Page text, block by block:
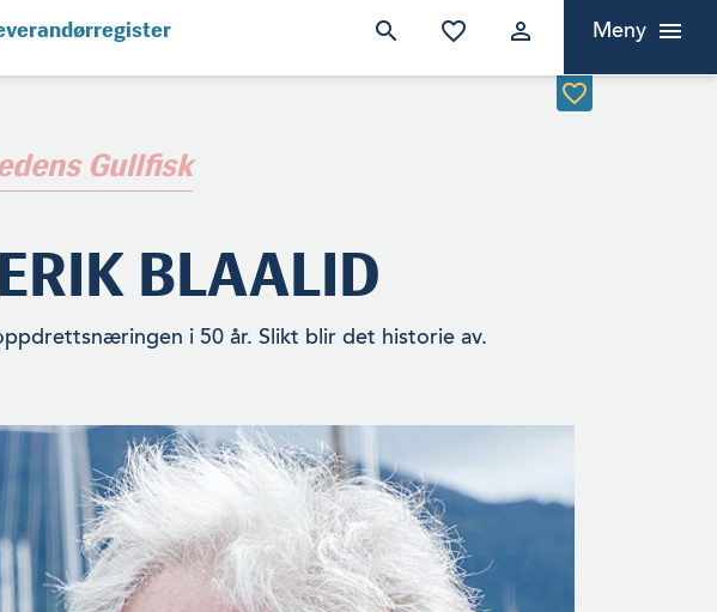
Meny
Gullfisk
BLAALID
i 50 år. Slikt blir det historie av.